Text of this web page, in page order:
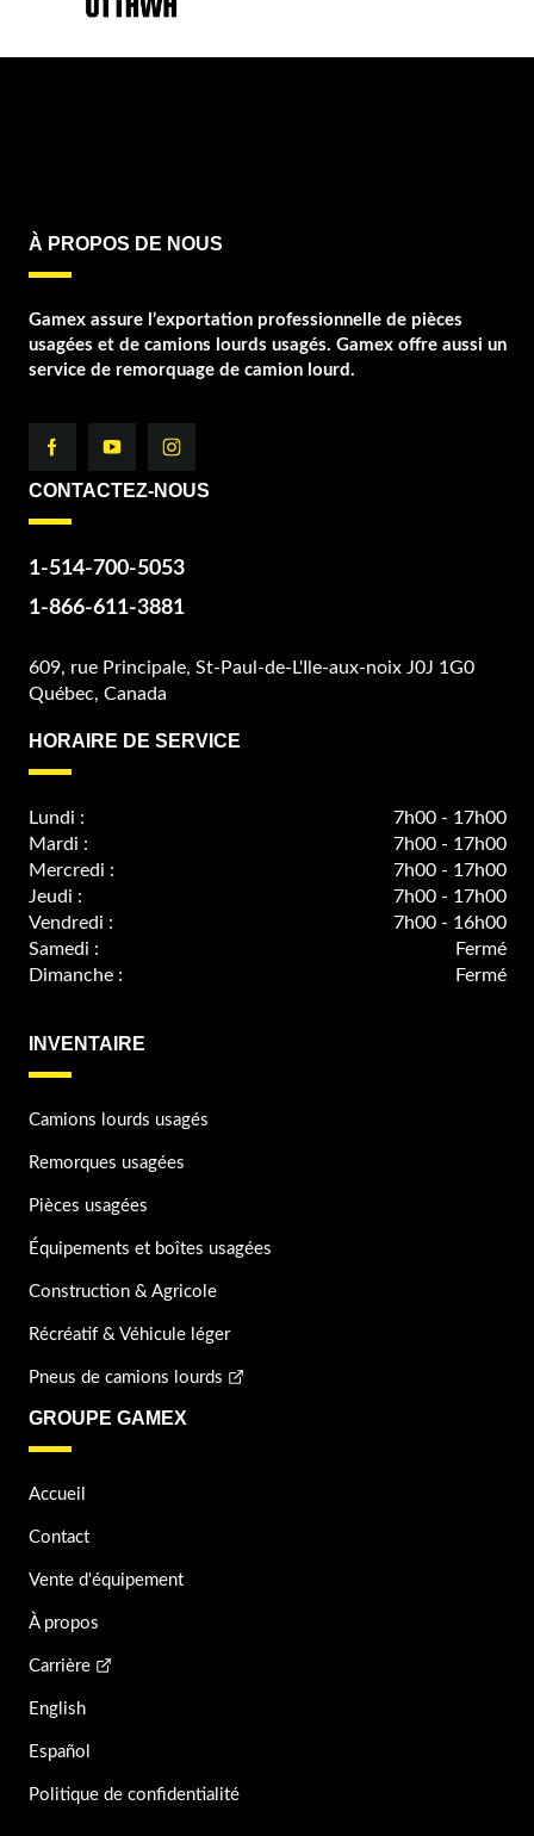
À PROPOS DE NOUS
Gamex assure l’exportation professionnelle de pièces
usagées et de camions lourds usagés. Gamex offre aussi un
service de remorquage de camion lourd.
CONTACTEZ-NOUS
1-514-700-5053
1-866-611-3881
609, rue Principale, St-Paul-de-L'Ile-aux-noix J0J 1G0
Québec, Canada
HORAIRE DE SERVICE
Lundi :
7h00 - 17h00
Mardi :
7h00 - 17h00
Mercredi :
7h00 - 17h00
Jeudi :
7h00 - 17h00
Vendredi :
7h00 - 16h00
Samedi :
Fermé
Dimanche :
Fermé
INVENTAIRE
Camions lourds usagés
Remorques usagées
Pièces usagées
Équipements et boîtes usagées
Construction & Agricole
Récréatif & Véhicule léger
Pneus de camions lourds
GROUPE GAMEX
Accueil
Contact
Vente d'équipement
À propos
Carrière
English
Español
Politique de confidentialité